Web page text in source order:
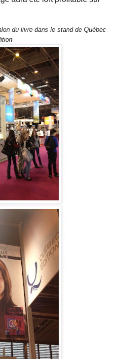
du livre dans le stand de Québec